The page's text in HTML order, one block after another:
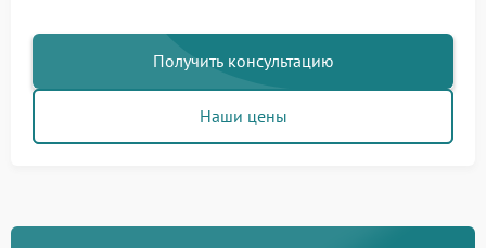
Получить консультацию
Наши цены